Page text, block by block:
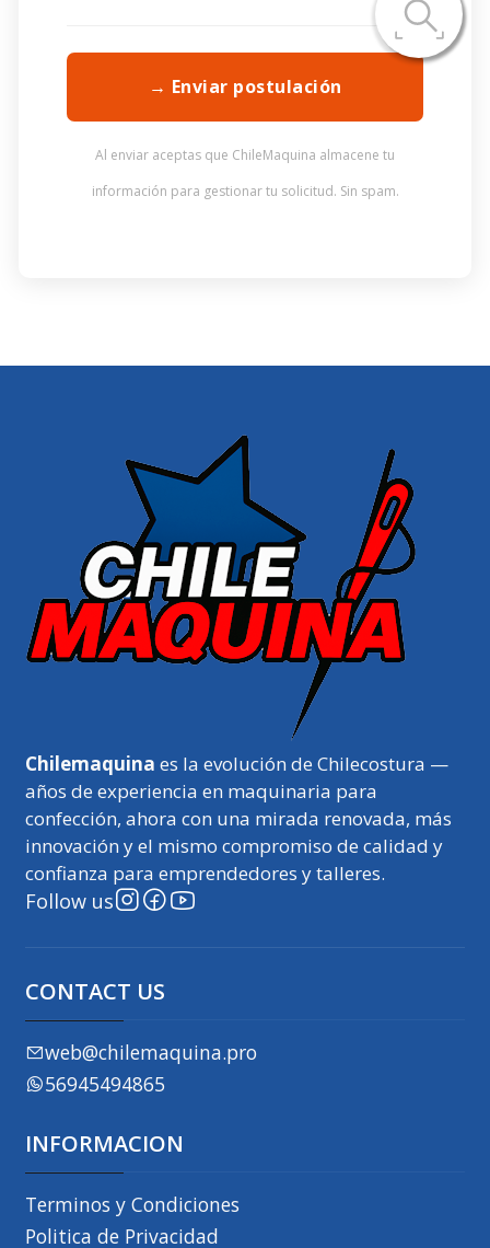
→ Enviar postulación
Al enviar aceptas que ChileMaquina almacene tu
información para gestionar tu solicitud. Sin spam.
Chilemaquina es la evolución de Chilecostura —
años de experiencia en maquinaria para
confección, ahora con una mirada renovada, más
innovación y el mismo compromiso de calidad y
confianza para emprendedores y talleres.
Follow us
CONTACT US
web@chilemaquina.pro
56945494865
INFORMACION
Terminos y Condiciones
Politica de Privacidad